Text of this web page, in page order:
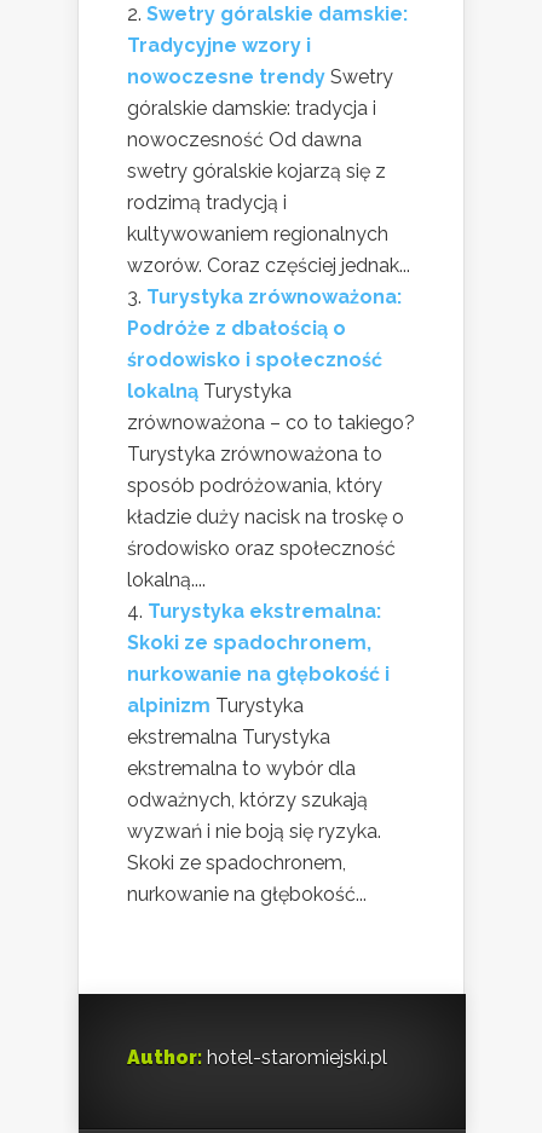
Swetry góralskie damskie:
Tradycyjne wzory i
nowoczesne trendy Swetry
góralskie damskie: tradycja i
nowoczesność Od dawna
swetry góralskie kojarzą się z
rodzimą tradycją i
kultywowaniem regionalnych
wzorów. Coraz częściej jednak...
Turystyka zrównoważona:
Podróże z dbałością o
środowisko i społeczność
lokalną Turystyka
zrównoważona – co to takiego?
Turystyka zrównoważona to
sposób podróżowania, który
kładzie duży nacisk na troskę o
środowisko oraz społeczność
lokalną....
Turystyka ekstremalna:
Skoki ze spadochronem,
nurkowanie na głębokość i
alpinizm Turystyka
ekstremalna Turystyka
ekstremalna to wybór dla
odważnych, którzy szukają
wyzwań i nie boją się ryzyka.
Skoki ze spadochronem,
nurkowanie na głębokość...
Author: hotel-staromiejski.pl